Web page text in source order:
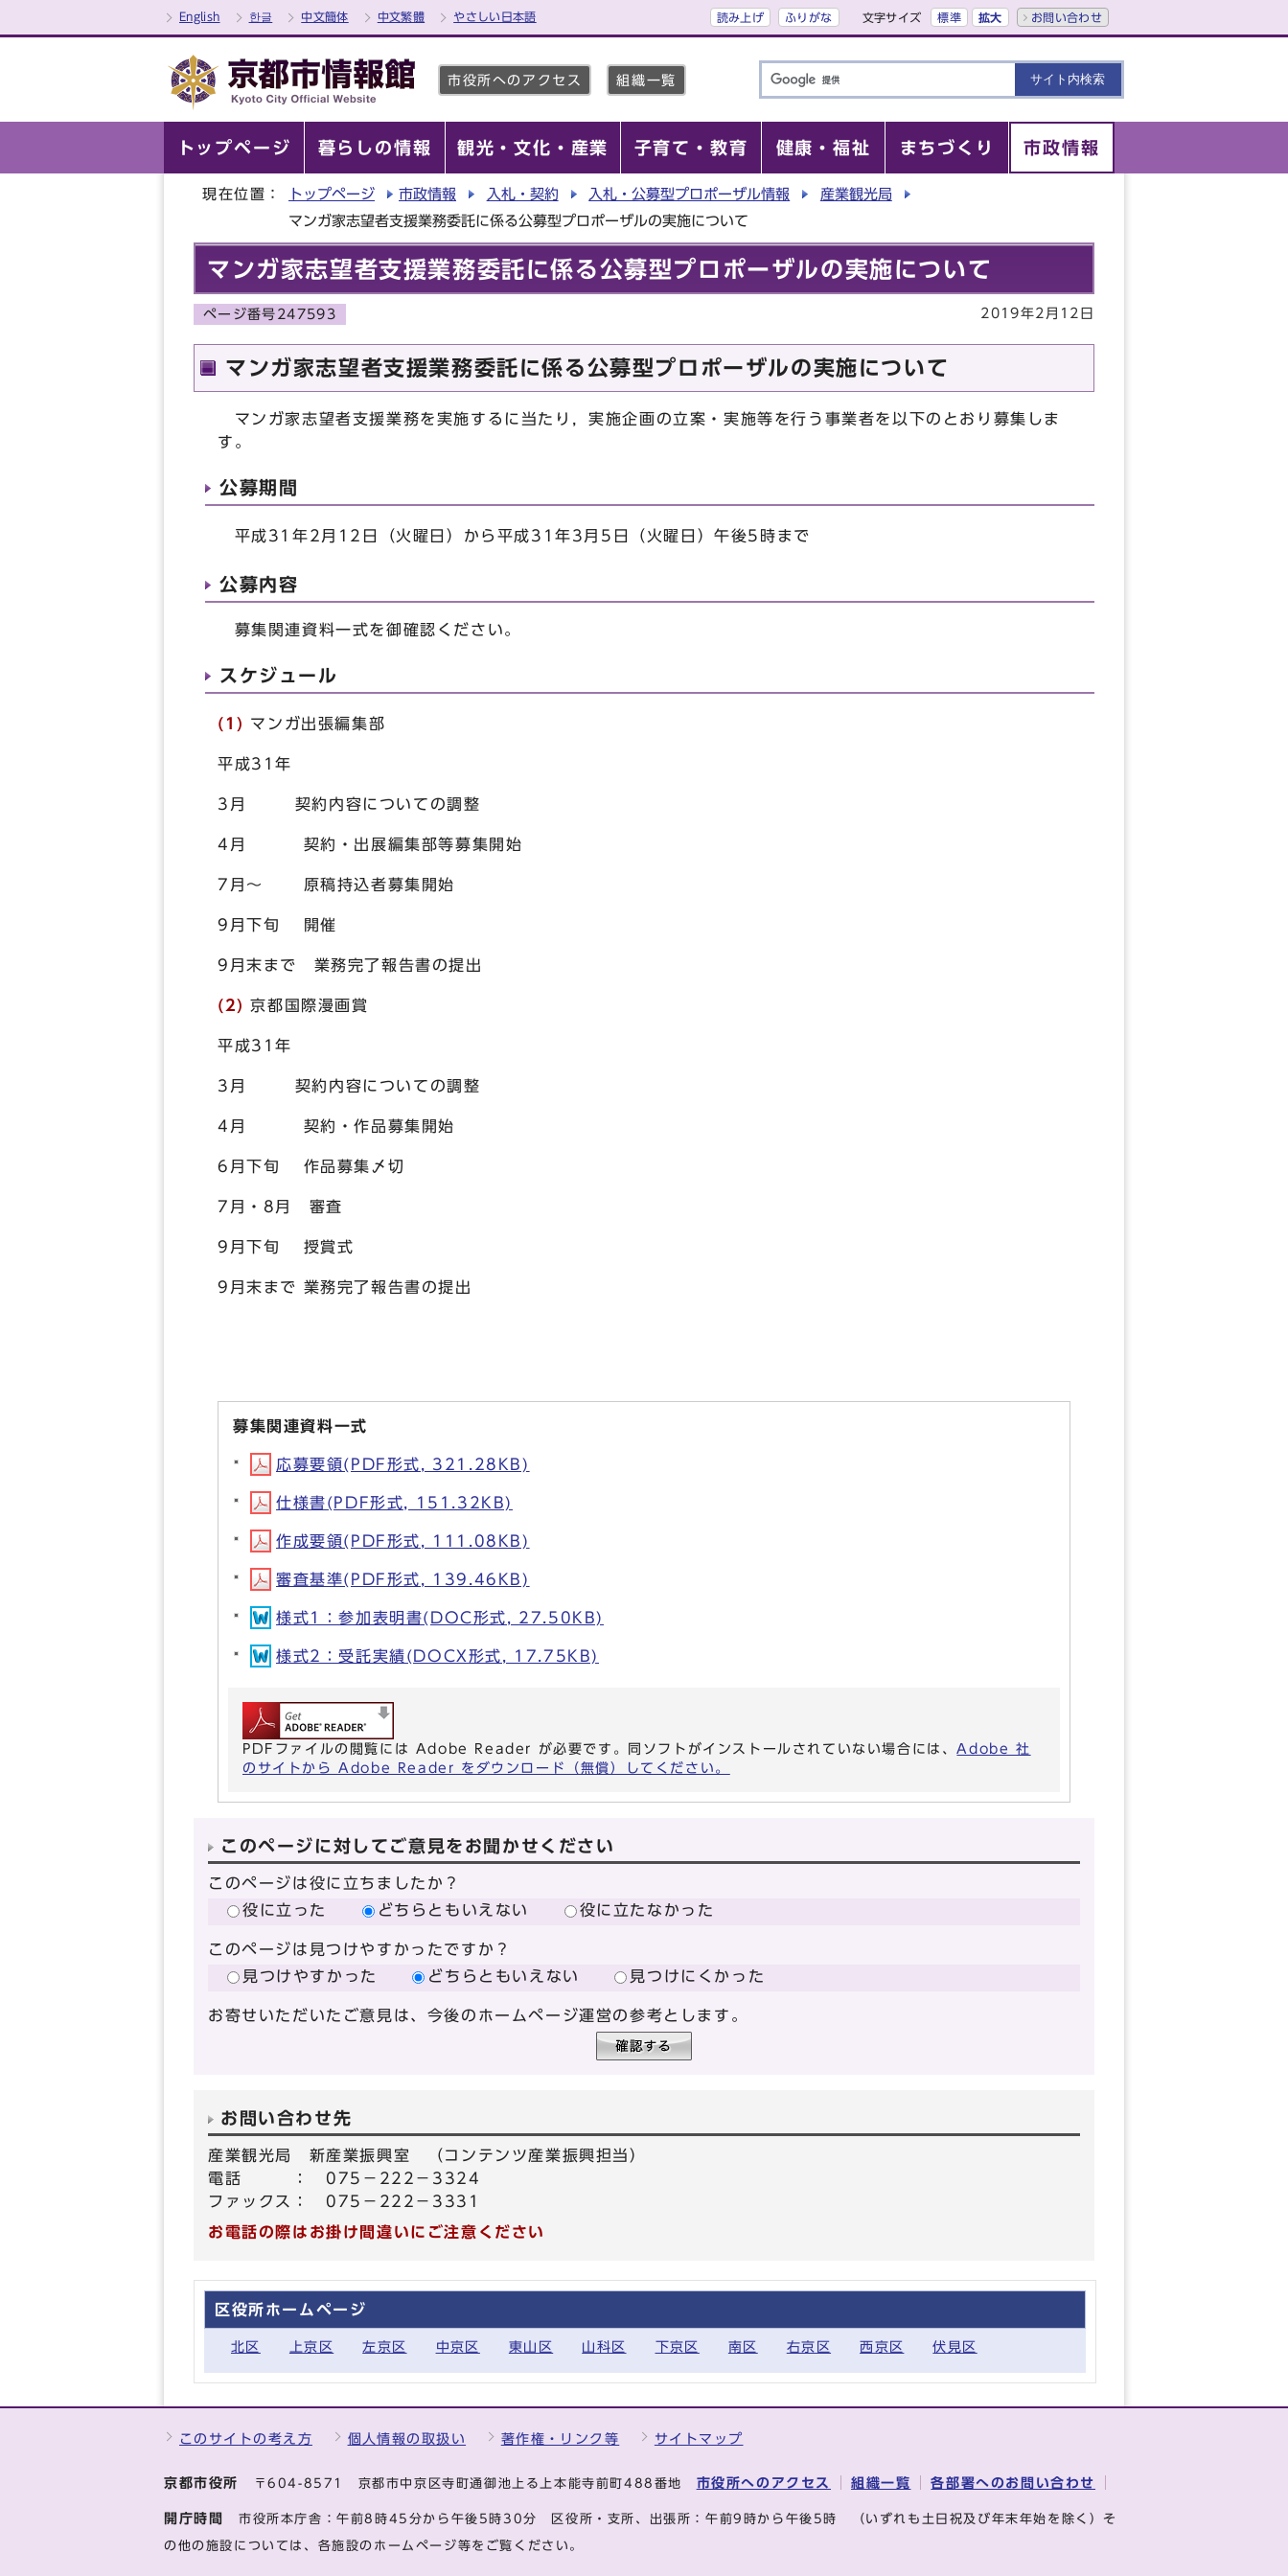
English 한글 中文簡体 中文繁體 やさしい日本語 読み上げ ふりがな 文字サイズ 標準 拡大 お問い合わせ
市役所へのアクセス 組織一覧
トップページ 暮らしの情報 観光・文化・産業 子育て・教育 健康・福祉 まちづくり 市政情報
現在位置： トップページ 市政情報 入札・契約 入札・公募型プロポーザル情報
産業観光局
マンガ家志望者支援業務委託に係る公募型プロポーザルの実施について
マンガ家志望者支援業務委託に係る公募型プロポーザルの実施について
ページ番号247593 2019年2月12日
マンガ家志望者支援業務委託に係る公募型プロポーザルの実施について
マンガ家志望者支援業務を実施するに当たり，実施企画の立案・実施等を行う事業者を以下のとおり募集しま
す。
公募期間
平成31年2月12日（火曜日）から平成31年3月5日（火曜日）午後5時まで
公募内容
募集関連資料一式を御確認ください。
スケジュール
(1) マンガ出張編集部
平成31年
3月 契約内容についての調整
4月 契約・出展編集部等募集開始
7月～ 原稿持込者募集開始
9月下旬 開催
9月末まで 業務完了報告書の提出
(2)京都国際漫画賞
平成31年
3月 契約内容についての調整
4月 契約・作品募集開始
6月下旬 作品募集〆切
7月・8月 審査
9月下旬 授賞式
9月末まで 業務完了報告書の提出
募集関連資料一式
応募要領(PDF形式, 321.28KB)
仕様書(PDF形式, 151.32KB)
作成要領(PDF形式, 111.08KB)
審査基準(PDF形式, 139.46KB)
様式1：参加表明書(DOC形式, 27.50KB)
様式2：受託実績(DOCX形式, 17.75KB)
PDFファイルの閲覧には Adobe Reader が必要です。同ソフトがインストールされていない場合には、Adobe 社
のサイトから Adobe Reader をダウンロード（無償）してください。
このページに対してご意見をお聞かせください
このページは役に立ちましたか？
役に立った
どちらともいえない 役に立たなかった
このページは見つけやすかったですか？
見つけやすかった
どちらともいえない 見つけにくかった
お寄せいただいたご意見は、今後のホームページ運営の参考とします。
お問い合わせ先
産業観光局 新産業振興室 （コンテンツ産業振興担当）
電話 ： 075－222－3324
ファックス： 075－222－3331
お電話の際はお掛け間違いにご注意ください
区役所ホームページ
北区 上京区 左京区 中京区 東山区 山科区 下京区 南区 右京区 西京区 伏見区
このサイトの考え方 個人情報の取扱い 著作権・リンク等 サイトマップ
京都市役所 〒604-8571 京都市中京区寺町通御池上る上本能寺前町488番地 市役所へのアクセス 組織一覧 各部署へのお問い合わせ
開庁時間 市役所本庁舎：午前8時45分から午後5時30分 区役所・支所、出張所：午前9時から午後5時 （いずれも土日祝及び年末年始を除く）そ
の他の施設については、各施設のホームページ等をご覧ください。